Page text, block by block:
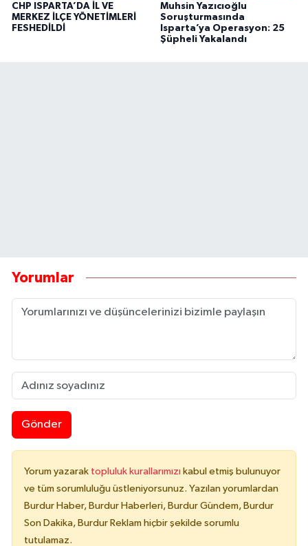
CHP ISPARTA’DA İL VE
MERKEZ İLÇE YÖNETİMLERİ
FESHEDİLDİ
Muhsin Yazıcıoğlu
Soruşturmasında
Isparta’ya Operasyon: 25
Şüpheli Yakalandı
Yorumlar
Gönder
Yorum yazarak topluluk kurallarımızı kabul etmiş bulunuyor
ve tüm sorumluluğu üstleniyorsunuz. Yazılan yorumlardan
Burdur Haber, Burdur Haberleri, Burdur Gündem, Burdur
Son Dakika, Burdur Reklam hiçbir şekilde sorumlu
tutulamaz.